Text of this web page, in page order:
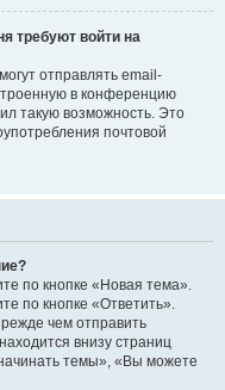
требуют войти на
отправлять email-
в конференцию
такую возможность. Это
почтовой
по кнопке «Новая тема».
по кнопке «Ответить».
чем отправить
внизу страниц
темы», «Вы можете